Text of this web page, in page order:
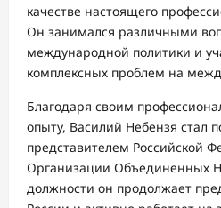
качестве настоящего
Он занимался различными
международной политики и
комплексных проблем на
Благодаря своим
опыту, Василий Небензя стал
представителем Российской
Организации Объединенных
должности он продолжает